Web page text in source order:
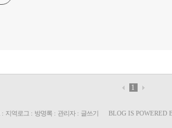
1
: 지역로그 : 방명록 : 관리자: 글쓰기 BLOG IS POWERED